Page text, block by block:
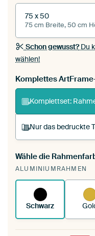
75 x 50
75 cm Breite, 50 cm
Schon gewusst?Du
wählen!
Komplettes
Komplettset:
Nur das bedruckte
Du spannst
deinen
funktioniert es.
Wähle die
ALUMINIUMRAHMEN
Schwarz